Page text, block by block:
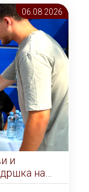
06.08 2026
и
на
бран